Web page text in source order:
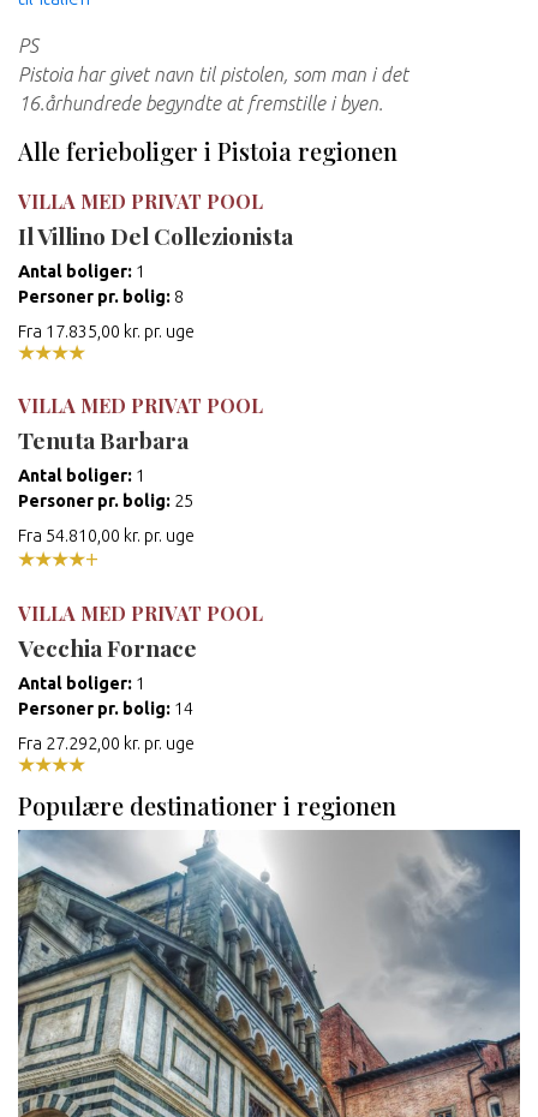
PS
Pistoia har givet navn til pistolen, som man i det
16.århundrede begyndte at fremstille i byen.
Alle ferieboliger i Pistoia regionen
VILLA MED PRIVAT POOL
Il Villino Del Collezionista
Antal boliger: 1
Personer pr. bolig: 8
Fra 17.835,00 kr. pr. uge
VILLA MED PRIVAT POOL
Tenuta Barbara
Antal boliger: 1
Personer pr. bolig: 25
Fra 54.810,00 kr. pr. uge
+
VILLA MED PRIVAT POOL
Vecchia Fornace
Antal boliger: 1
Personer pr. bolig: 14
Fra 27.292,00 kr. pr. uge
Populære destinationer i regionen